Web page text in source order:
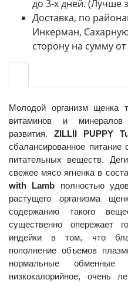
до 3-х дней. (Лучше
Доставка, по
Инкерман,
сторону на сумму
Молодой организм щенка
витаминов и
развития. ZILLII PUPPY
сбалансированное
питательных веществ.
свежее мясо ягненка в
with Lamb полностью
растущего организма
содержанию такого
существенно опережает
индейки в том, что
пополнение объемов
нормальные
низкокалорийное, очень